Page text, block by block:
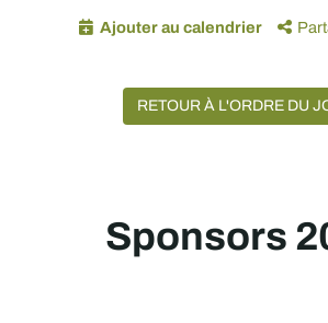
Ajouter au calendrier
RETOUR À L'ORDRE DU
Sponsors